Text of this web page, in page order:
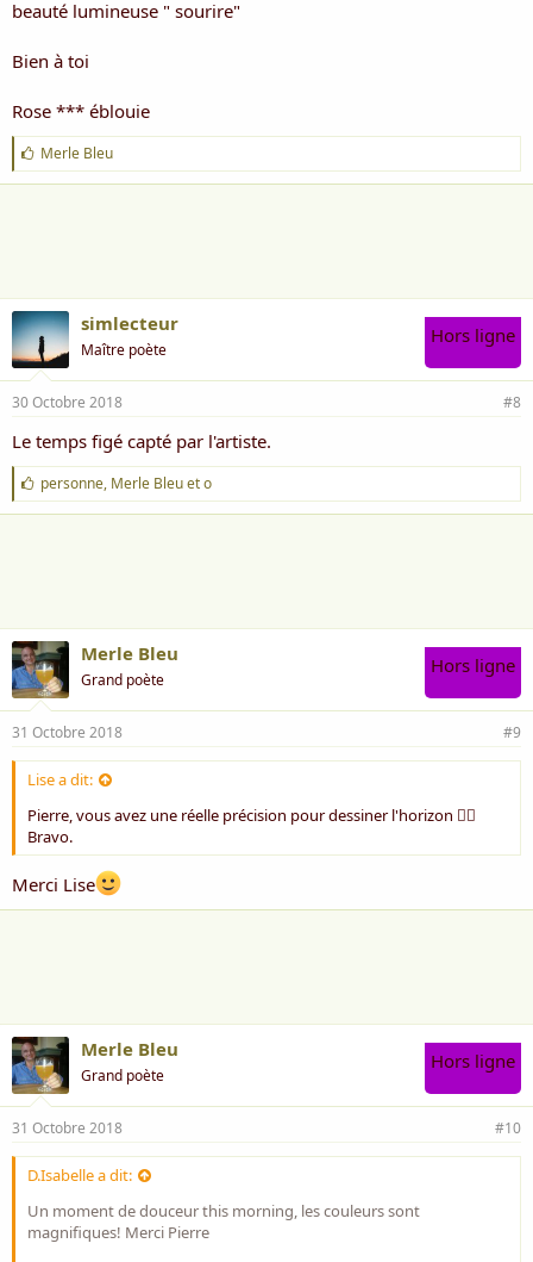
beauté lumineuse " sourire"
Bien à toi
Rose *** éblouie
J
'
a
Merle Bleu
simlecteur
Maître poète
Hors ligne
30 Octobre 2018 #8
Le temps figé capté par l'artiste.
J
'
a
personne, Merle Bleueto
Merle Bleu
Grand poète
Hors ligne
31 Octobre 2018 #9
Lise a dit:
Pierre, vous avez une réelle précision pour dessiner l'horizon 🤹‍♀️
Bravo.
Merci Lise
Merle Bleu
Grand poète
Hors ligne
31 Octobre 2018 #10
D.Isabelle a dit:
Un moment de douceur this morning, les couleurs sont
magnifiques! Merci Pierre